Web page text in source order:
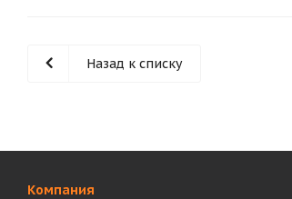
Назад к списку
Компания